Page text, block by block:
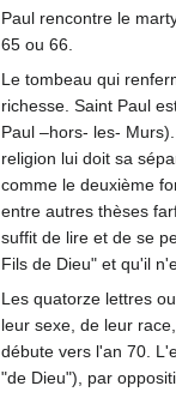
Paul rencontre le
65 ou 66.
Le tombeau qui
richesse. Saint Paul
Paul –hors- les-
religion lui doit sa
comme le deuxième
entre autres thèses
suffit de lire et de se
Fils de Dieu" et qu'il
Les quatorze lettres
leur sexe, de leur
débute vers l'an 70.
"de Dieu"), par